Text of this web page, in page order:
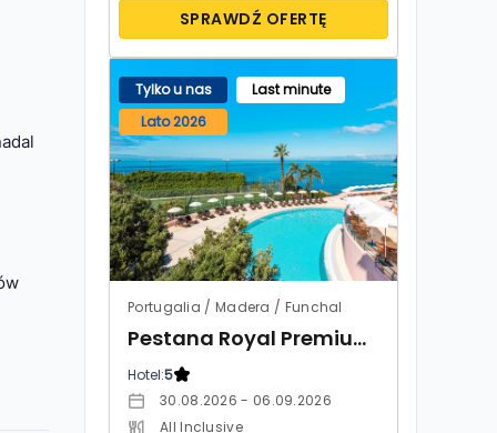
SPRAWDŹ OFERTĘ
Tylko u nas
Last minute
Lato 2026
Portugalia / Madera / Funchal
Pestana Royal Premium All Inclusive Ocean & Spa
Hotel:5
30.08.2026 - 06.09.2026
All Inclusive